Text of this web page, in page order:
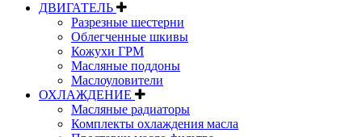
ДВИГАТЕЛЬ
Разрезные шестерни
Облегченные шкивы
Кожухи ГРМ
Масляные поддоны
Маслоуловители
ОХЛАЖДЕНИЕ
Масляные радиаторы
Комплекты охлаждения масла